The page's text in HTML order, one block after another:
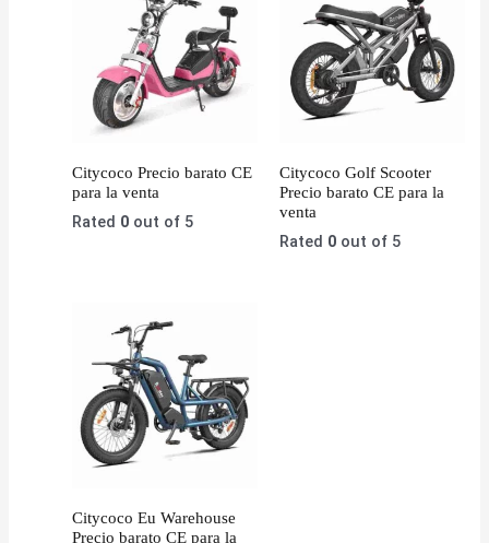
Citycoco Precio barato CE
para la venta
Rated 0 out of 5
Citycoco Golf Scooter
Precio barato CE para la
venta
Rated 0out of 5
Citycoco Eu Warehouse
Precio barato CE para la